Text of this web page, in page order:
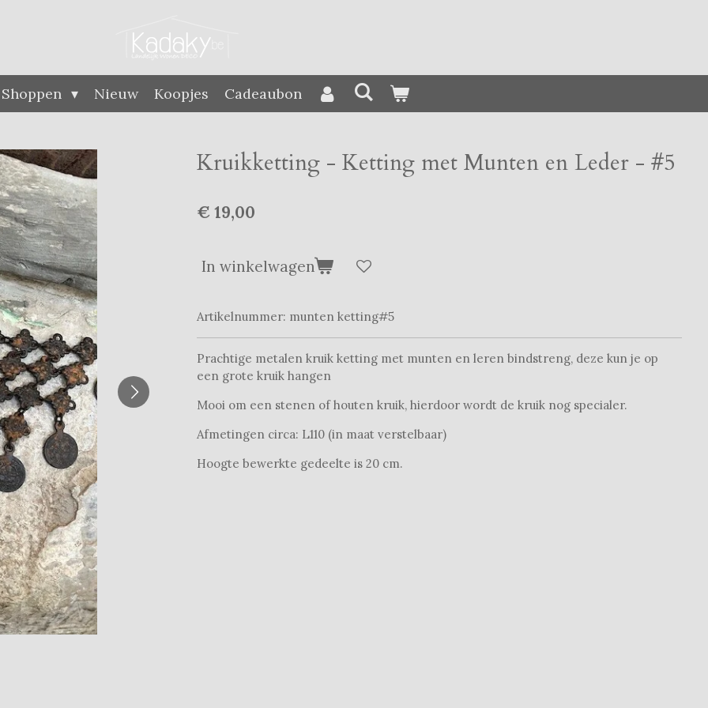
Shoppen Nieuw Koopjes Cadeaubon
Kruikketting - Ketting met Munten en Leder - #5
€ 19,00
In winkelwagen
Artikelnummer: munten ketting#5
Prachtige metalen kruik ketting met munten en leren bindstreng, deze kun je op
een grote kruik hangen
Mooi om een stenen of houten kruik, hierdoor wordt de kruik nog specialer.
Afmetingen circa: L110 (in maat verstelbaar)
Hoogte bewerkte gedeelte is 20 cm.